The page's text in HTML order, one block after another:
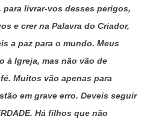
livrar-vos desses perigos,
e crer na Palavra do Criador,
a paz para o mundo. Meus
à Igreja, mas não vão de
Muitos vão apenas para
em grave erro. Deveis seguir
Há filhos que não